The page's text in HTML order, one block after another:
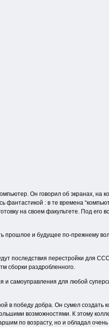
Он говорил об экранах,
фантастикой : в те времена
на своем факультете. Под
прошлое и будущее по-прежнему
последствия перестройки для
сборки раздробленного.
самоуправления для любой
в победу добра. Он сумел
возможностями. К этому
по возрасту, но и обладал